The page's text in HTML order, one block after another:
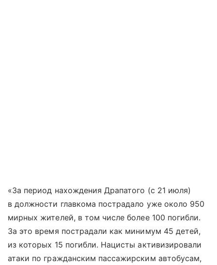
«За период нахождения Драпатого (с 21 июля)
в должности главкома пострадало уже около 950
мирных жителей, в том числе более 100 погибли.
За это время пострадали как минимум 45 детей,
из которых 15 погибли. Нацисты активизировали
атаки по гражданским пассажирским автобусам,